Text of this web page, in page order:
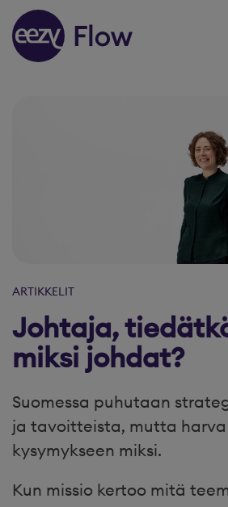
Skip to content
ARTIKKELIT
Johtaja,
miksi johdat?
Suomessa puhutaan
ja tavoitteista, mutta
kysymykseen miksi.
Kun missio kertoo mitä